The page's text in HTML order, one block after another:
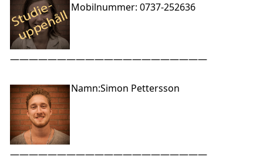
Mobilnummer: 0737-252636
—————————————————————
Namn:Simon Pettersson
—————————————————————